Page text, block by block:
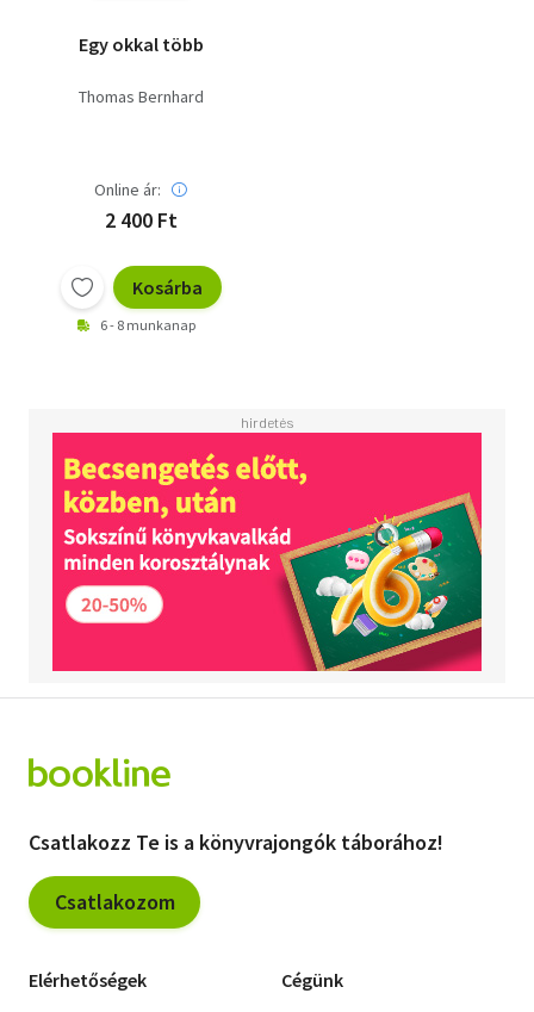
Egy okkal több
Thomas Bernhard
Online ár:
2 400 Ft
Kosárba
6 - 8 munkanap
Csatlakozz Te is a könyvrajongók táborához!
Csatlakozom
Elérhetőségek Cégünk